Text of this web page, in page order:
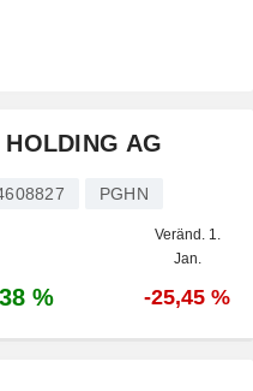
HOLDING AG
PGHN
Veränd. 1.
Jan.
% -25,45 %